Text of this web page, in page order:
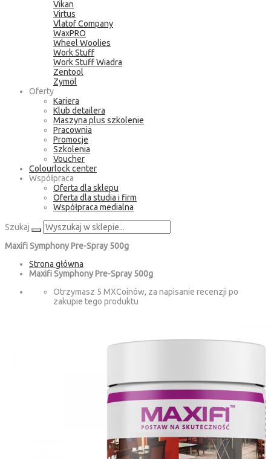
Vikan
Virtus
Vlatof Company
WaxPRO
Wheel Woolies
Work Stuff
Work Stuff Wiadra
Zentool
Zymöl
Oferty
Kariera
Klub detailera
Maszyna plus szkolenie
Pracownia
Promocje
Szkolenia
Voucher
Colourlock center
Współpraca
Oferta dla sklepu
Oferta dla studia i firm
Współpraca medialna
Szukaj
Maxifi Symphony Pre-Spray 500g
Strona główna
Maxifi Symphony Pre-Spray 500g
Otrzymasz 5 MXCoinów, za napisanie recenzji po
zakupie tego produktu